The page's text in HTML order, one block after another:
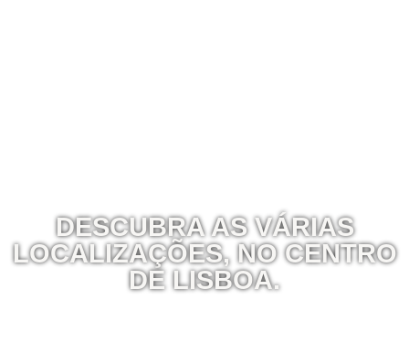
DESCUBRA AS VÁRIAS
LOCALIZAÇÕES, NO CENTRO
DE LISBOA.